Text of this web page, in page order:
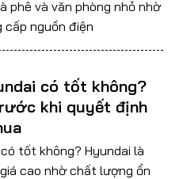
phê và văn phòng nhỏ nhờ
cấp nguồn điện
có tốt không?
khi quyết định
tốt không? Hyundai là
cao nhờ chất lượng ổn